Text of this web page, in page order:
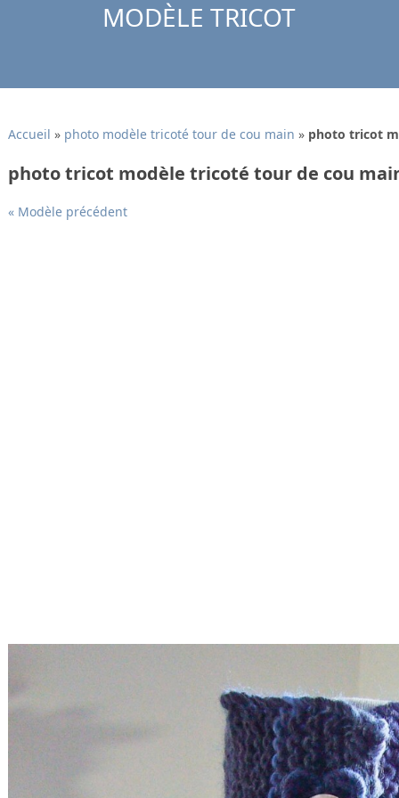
MODÈLE TRICOT
Accueil » photo modèle tricoté tour de cou main » photo tricot
photo tricot modèle tricoté tour de cou
« Modèle précédent